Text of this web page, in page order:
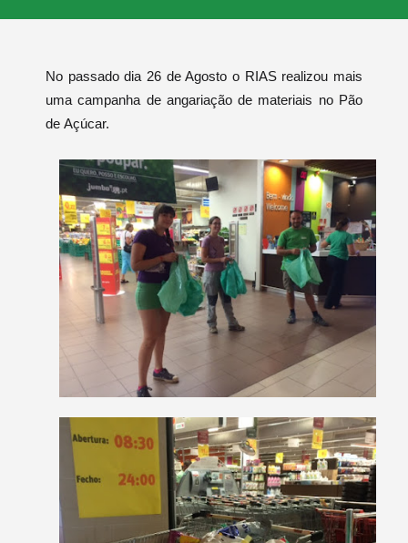
No passado dia 26 de Agosto o RIAS realizou mais
uma campanha de angariação de materiais no Pão
de Açúcar.